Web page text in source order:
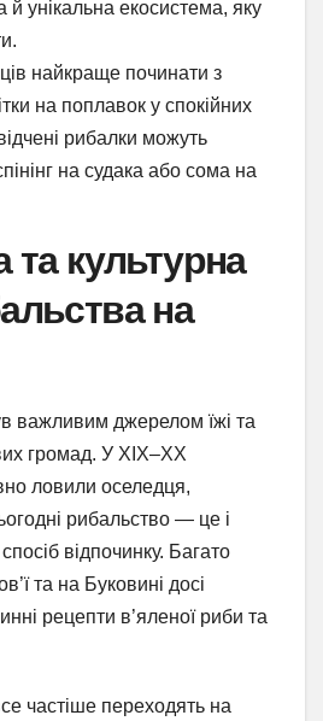
й унікальна екосистема, яку
найкраще починати з
на поплавок у спокійних
рибалки можуть
на судака або сома на
та культурна
на
важливим джерелом їжі та
громад. У XIX–XX
ловили оселедця,
рибальство — це і
спосіб відпочинку. Багато
та на Буковині досі
рецепти в’яленої риби та
частіше переходять на